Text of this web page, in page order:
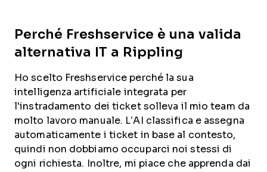
Perché Freshservice è una valida
alternativa IT a Rippling
Ho scelto Freshservice perché la sua
intelligenza artificiale integrata per
l'instradamento dei ticket solleva il mio team da
molto lavoro manuale. L’AI classifica e assegna
automaticamente i ticket in base al contesto,
quindi non dobbiamo occuparci noi stessi di
ogni richiesta. Inoltre, mi piace che apprenda dai